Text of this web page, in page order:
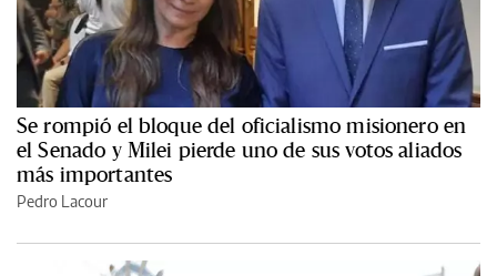
Se rompió el bloque del oficialismo misionero en
el Senado y Milei pierde uno de sus votos aliados
más importantes
Pedro Lacour